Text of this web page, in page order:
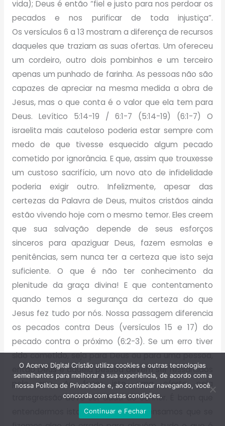
vida); Deus é então “fiel e justo para nos perdoar os
pecados e nos purificar de toda injustiça”.
Os versículos 6 a 13 mostram a diferença de recursos
daqueles que traziam as suas ofertas. Um ofereceu
um cordeiro, outro dois pombinhos e um terceiro
apenas um punhado de farinha. As pessoas não são
capazes de apreciar na mesma medida a obra de
Jesus, mas o que conta é o valor que ela tem para
Deus. Levítico 5:14-19 / 6:1-7 (5:14-19) (6:1-7) O
israelita mais cauteloso poderia estar sempre com
medo de que tivesse esquecido algum pecado
cometido por ignorância. E que, assim que trouxesse
um custoso sacrifício, um novo ato de infidelidade
poderia exigir outro. Infelizmente, apesar das
certezas da Palavra de Deus, muitos cristãos ainda
estão vivendo hoje com o mesmo temor. Eles creem
que sua salvação depende de seus esforços
sinceros para apaziguar Deus, fazem esmolas e
penitências, sem nunca ter a certeza que isto seja
suficiente. O que é não ter conhecimento da
plenitude da graça divina! E que contentamento
quando temos a segurança da certeza do que
Jesus fez tudo por nós. Nossa passagem diferencia
os pecados contra Deus (versículos 15 e 17) do
pecado contra o próximo (6:2-3). Se um erro tiver
sido cometido, seja para Deus ou para uma pessoa,
então Deus e aquela pessoa devem ser ressarcidos
pelo erro. Ao fazer isto, uma oferta pela
transgressão deve ser dada ao Senhor. É bom que
entendermos isto, pois às vezes pensamos que se
O Acervo Digital Cristão utiliza cookies e outras tecnologias
semelhantes para melhorar a sua experiência, de acordo com a
nossa Política de Privacidade e, ao continuar navegando, você
concorda com estas condições.
Continuar e Fechar